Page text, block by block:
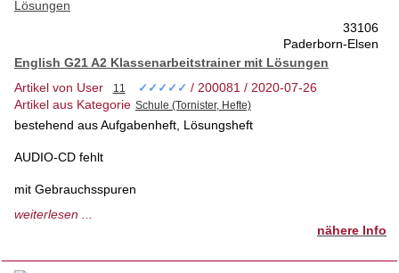
33106
Paderborn-Elsen
English G21 A2 Klassenarbeitstrainer mit Lösungen
Artikel von User
✓✓✓✓✓ / 200081 / 2020-07-26
Artikel aus Kategorie
bestehend aus Aufgabenheft, Lösungsheft
AUDIO-CD fehlt
mit Gebrauchsspuren
weiterlesen ...
nähere Info